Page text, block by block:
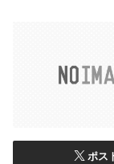
ポス